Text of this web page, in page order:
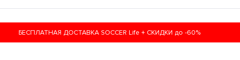
БЕСПЛАТНАЯ ДОСТАВКА SOCCER Life + СКИДКИ до -60%